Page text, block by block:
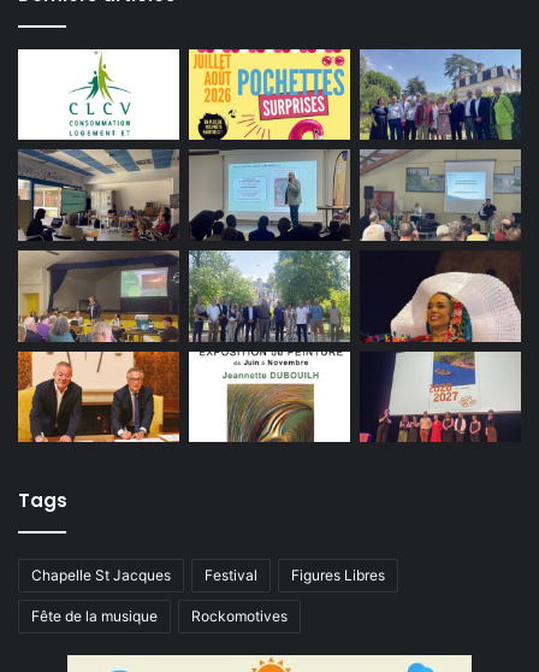
Tags
Chapelle St Jacques Festival Figures Libres
Fête de la musique Rockomotives